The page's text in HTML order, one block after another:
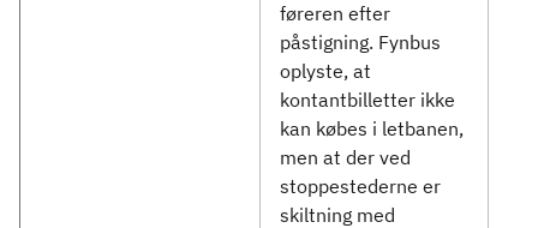
føreren efter
påstigning. Fynbus
oplyste, at
kontantbilletter ikke
kan købes i letbanen,
men at der ved
stoppestederne er
skiltning med